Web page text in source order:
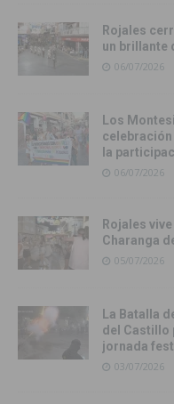
Rojales
un brillante
06/07/2026
Los
celebración
la
06/07/2026
Rojales
Charanga
05/07/2026
La Batalla
del Castillo
jornada
03/07/2026